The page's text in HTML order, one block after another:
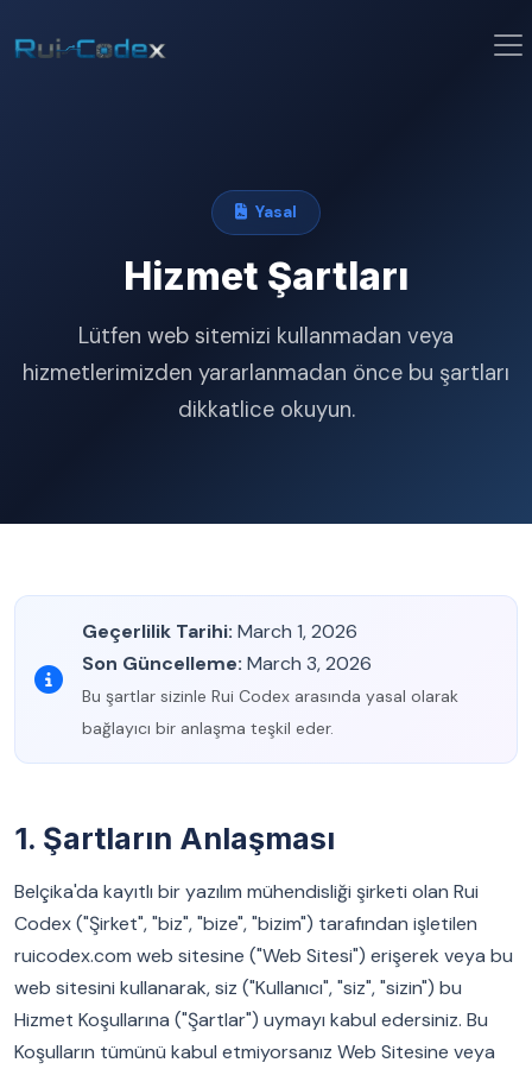
Yasal
Hizmet Şartları
Lütfen web sitemizi kullanmadan veya
hizmetlerimizden yararlanmadan önce bu şartları
dikkatlice okuyun.
Geçerlilik Tarihi: March 1, 2026
Son Güncelleme: March 3, 2026
Bu şartlar sizinle Rui Codex arasında yasal olarak
bağlayıcı bir anlaşma teşkil eder.
1. Şartların Anlaşması
Belçika'da kayıtlı bir yazılım mühendisliği şirketi olan Rui
Codex ("Şirket", "biz", "bize", "bizim") tarafından işletilen
ruicodex.com web sitesine ("Web Sitesi") erişerek veya bu
web sitesini kullanarak, siz ("Kullanıcı", "siz", "sizin") bu
Hizmet Koşullarına ("Şartlar") uymayı kabul edersiniz. Bu
Koşulların tümünü kabul etmiyorsanız Web Sitesine veya